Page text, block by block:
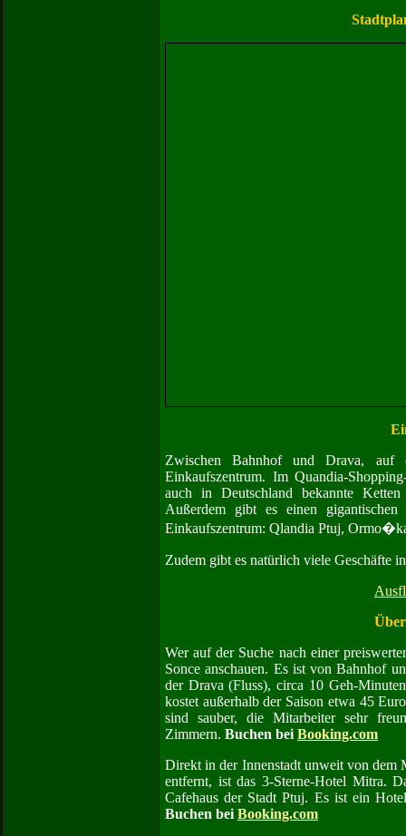
Zwischen Bahnhof und Drava, auf
Einkaufszentrum. Im Quandia-
auch in Deutschland bekannte
Außerdem gibt es einen gigantischen
Einkaufszentrum: Qlandia Ptuj,
Zudem gibt es natürlich viele Geschäfte
Wer auf der Suche nach einer
Sonce anschauen. Es ist von Bahnhof
der Drava (Fluss), circa 10 Geh-
kostet außerhalb der Saison etwa 45
sind sauber, die Mitarbeiter sehr
Zimmern. Buchen bei Booking.com
Direkt in der Innenstadt unweit von dem
entfernt, ist das 3-Sterne-Hotel Mitra.
Cafehaus der Stadt Ptuj. Es ist ein
Buchen bei Booking.com